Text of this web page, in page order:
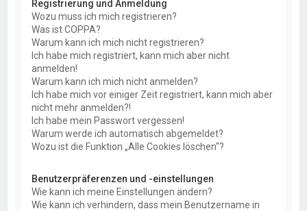
Registrierung und Anmeldung
Wozu muss ich mich registrieren?
Was ist COPPA?
Warum kann ich mich nicht registrieren?
Ich habe mich registriert, kann mich aber nicht
anmelden!
Warum kann ich mich nicht anmelden?
Ich habe mich vor einiger Zeit registriert, kann mich aber
nicht mehr anmelden?!
Ich habe mein Passwort vergessen!
Warum werde ich automatisch abgemeldet?
Wozu ist die Funktion „Alle Cookies löschen“?
Benutzerpräferenzen und -einstellungen
Wie kann ich meine Einstellungen ändern?
Wie kann ich verhindern, dass mein Benutzername in